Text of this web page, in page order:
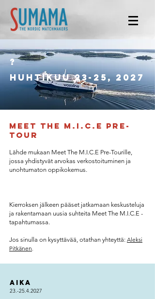
?
huhtikuu 23-25, 2027
Meet the m.i.c.e pre-
tour
Lähde mukaan Meet The M.I.C.E Pre-Tourille,
jossa yhdistyvät arvokas verkostoituminen ja
unohtumaton oppikokemus.
Kierroksen jälkeen pääset jatkamaan keskusteluja
ja rakentamaan uusia suhteita Meet The M.I.C.E -
tapahtumassa.
Jos sinulla on kysyttävää, otathan yhteyttä: Aleksi
Pitkänen.
Aika
23.-25.4.2027